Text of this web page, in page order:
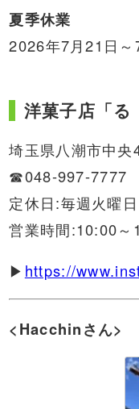
夏季休業
2026年7月21日～
洋菓子店「る
埼玉県八潮市中央
☎048-997-7777
定休日:毎週火曜
営業時間:10:00
▶ https://
<Hacchinさん>